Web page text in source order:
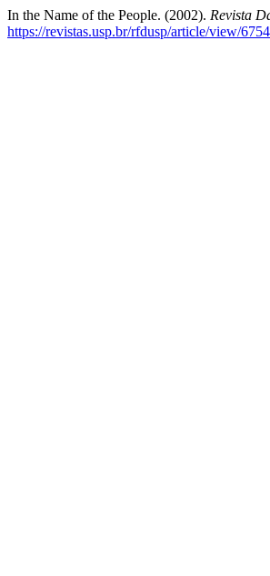
In the Name of the People. (2002). Revista
https://revistas.usp.br/rfdusp/article/view/